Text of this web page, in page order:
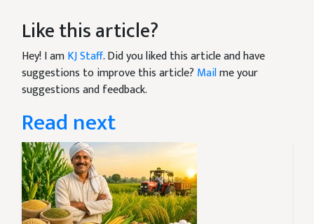
Like this article?
Hey! I amKJ Staff. Did you liked this article and have
suggestions to improve this article? Mailme your
suggestions and feedback.
Read next